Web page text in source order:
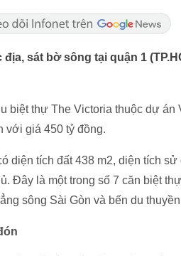
sát bờ sông tại quận 1
biệt thự The Victoria thuộc dự
với giá 450 tỷ đồng.
diện tích đất 438 m2, diện tích
Đây là một trong số 7 căn biệt
sông Sài Gòn và bến du